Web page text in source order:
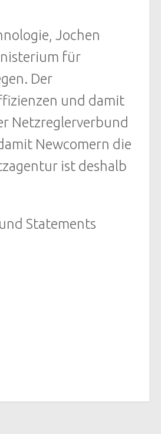
Jochen
für
Der
und damit
Netzreglerverbund
Newcomern die
ist deshalb
Statements